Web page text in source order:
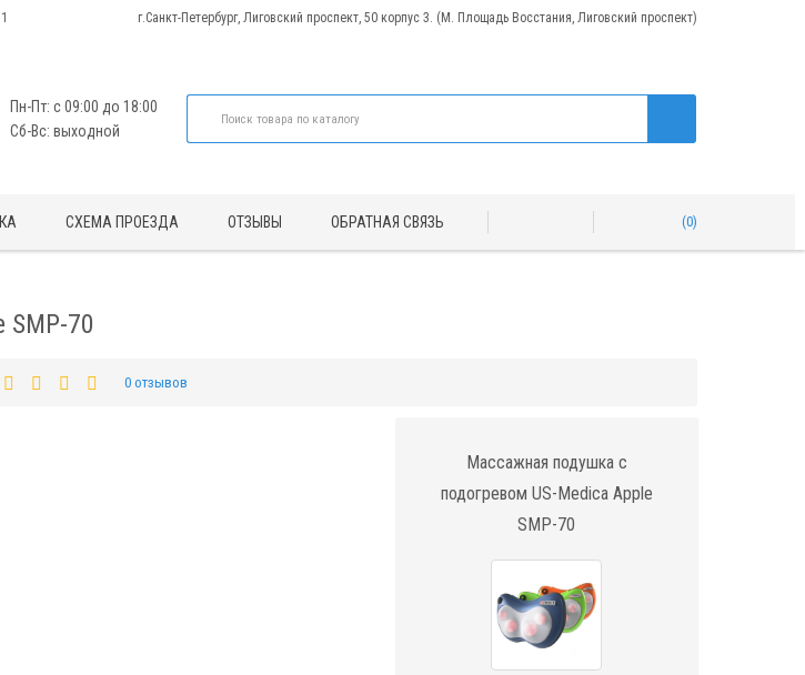
г.Санкт-Петербург, Лиговский проспект, 50 корпус 3. (М. Площадь Восстания, Лиговский проспект)
Пн-Пт: с 09:00 до 18:00
Сб-Вс: выходной
СХЕМА ПРОЕЗДА ОТЗЫВЫ ОБРАТНАЯ СВЯЗЬ 0
70
0 отзывов
Массажная подушка с
подогревом US-Medica Apple
SMP-70